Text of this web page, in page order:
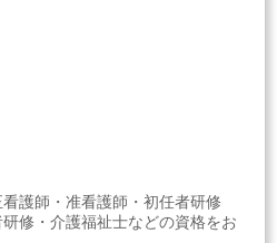
護師・准看護師・初任者研修
研修・介護福祉士などの資格をお